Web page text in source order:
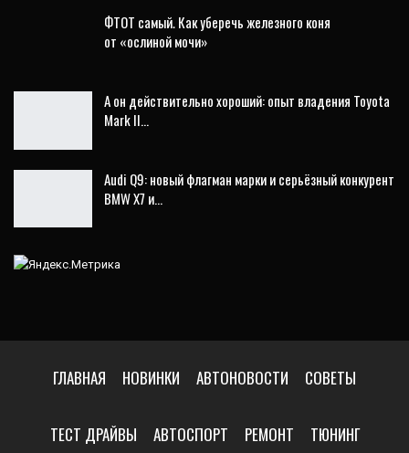
ФТОТ самый. Как уберечь железного коня
от «ослиной мочи»
А он действительно хороший: опыт владения Toyota
Mark II…
Audi Q9: новый флагман марки и серьёзный конкурент
BMW X7 и…
ГЛАВНАЯ НОВИНКИ АВТОНОВОСТИ СОВЕТЫ
ТЕСТ ДРАЙВЫ АВТОСПОРТ РЕМОНТ ТЮНИНГ